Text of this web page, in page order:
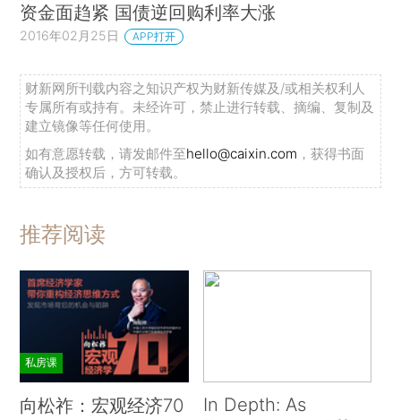
资金面趋紧 国债逆回购利率大涨
2016年02月25日 APP打开
财新网所刊载内容之知识产权为财新传媒及/或相关权利人
专属所有或持有。未经许可，禁止进行转载、摘编、复制及
建立镜像等任何使用。
如有意愿转载，请发邮件至hello@caixin.com ，获得书面
确认及授权后，方可转载。
推荐阅读
私房课
向松祚：宏观经济70
In Depth: As